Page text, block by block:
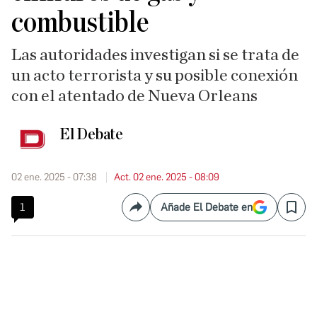
combustible
Las autoridades investigan si se trata de
un acto terrorista y su posible conexión
con el atentado de Nueva Orleans
El Debate
02 ene. 2025 - 07:38 Act. 02 ene. 2025 - 08:09
1 CompartirAñade El Debate en Save